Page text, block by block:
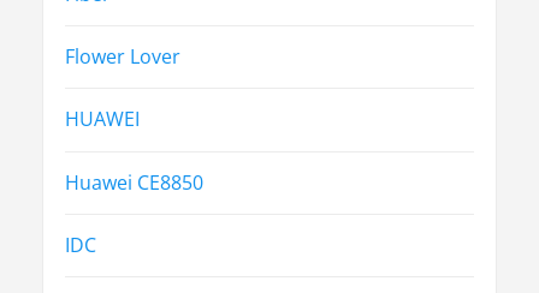
Flower Lover
HUAWEI
Huawei CE8850
IDC